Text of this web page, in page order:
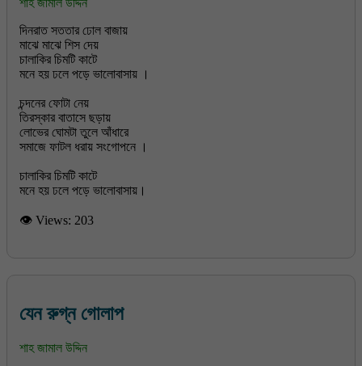
দিনরাত সততার ঢোল বাজায়
মাঝে মাঝে শিস দেয়
চালাকির চিমটি কাটে
মনে হয় ঢলে পড়ে ভালোবাসায় ।
চন্দনের ফোটা নেয়
তিরস্কার বাতাসে ছড়ায়
লোভের ঘোমটা তুলে আঁধারে
সমাজে ফাটল ধরায় সংগোপনে ।
চালাকির চিমটি কাটে
👁 Views: 203
যেন রুগ্ন গোলাপ
শাহ জামাল উদ্দিন